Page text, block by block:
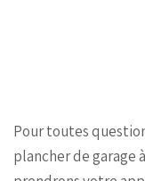
Pour toutes
plancher de garage